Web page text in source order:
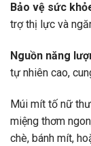
Bảo vệ sức
trợ thị lực và
Nguồn năng
tự nhiên cao,
Múi mít tố nữ
miệng thơm
chè, bánh mít,